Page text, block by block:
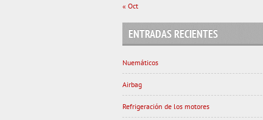
« Oct
ENTRADAS RECIENTES
Nuemáticos
Airbag
Refrigeración de los motores